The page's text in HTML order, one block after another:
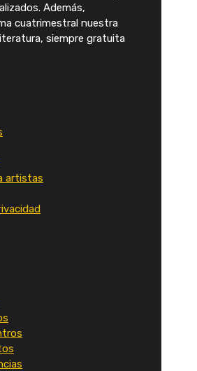
Además,
cuatrimestral nuestra
siempre gratuita
artistas